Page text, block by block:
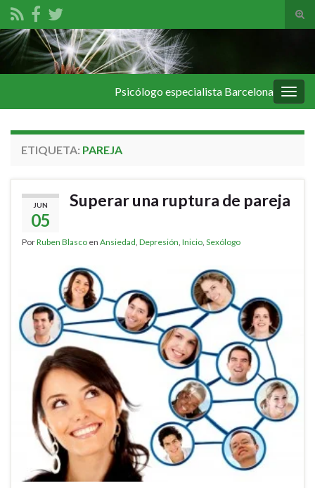
el
Search for:
la
Psicólogo especialista Barcelona
ETIQUETA: PAREJA
JUN
05
Superar una ruptura de pareja
PorRuben Blasco en Ansiedad Depresión Inicio Sexólogo